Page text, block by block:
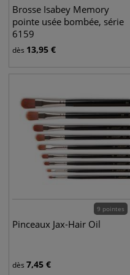
Brosse Isabey Memory
pointe usée bombée, série
6159
dès 13,95 €
9 pointes
Pinceaux Jax-Hair Oil
dès 7,45 €